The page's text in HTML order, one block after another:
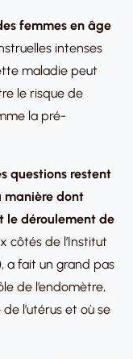
femmes en âge
intenses
maladie peut
le risque de
la pré-
questions restent
manière dont
le déroulement de
côtés de l’Institut
a fait un grand pas
de l’endomètre,
l’utérus et où se